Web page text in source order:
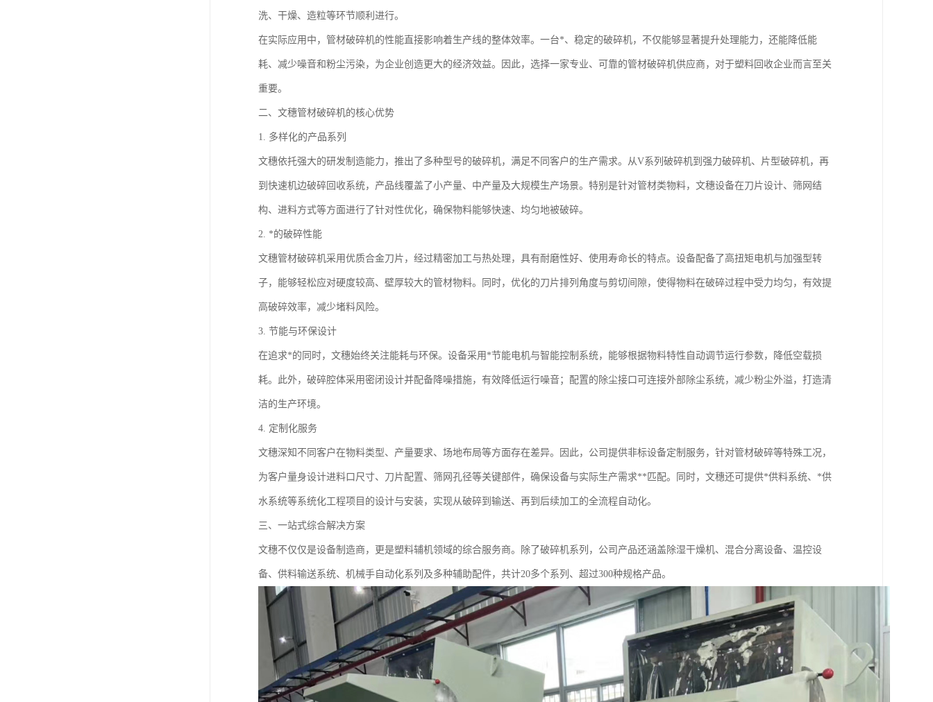
洗、干燥、造粒等环节顺利进行。
在实际应用中，管材破碎机的性能直接影响着生产线的整体效率。一台*、稳定的破碎机，不仅能够显著提升处理能力，还能降低能
耗、减少噪音和粉尘污染，为企业创造更大的经济效益。因此，选择一家专业、可靠的管材破碎机供应商，对于塑料回收企业而言至关
重要。
二、文穗管材破碎机的核心优势
1. 多样化的产品系列
文穗依托强大的研发制造能力，推出了多种型号的破碎机，满足不同客户的生产需求。从V系列破碎机到强力破碎机、片型破碎机，再
到快速机边破碎回收系统，产品线覆盖了小产量、中产量及大规模生产场景。特别是针对管材类物料，文穗设备在刀片设计、筛网结
构、进料方式等方面进行了针对性优化，确保物料能够快速、均匀地被破碎。
2. *的破碎性能
文穗管材破碎机采用优质合金刀片，经过精密加工与热处理，具有耐磨性好、使用寿命长的特点。设备配备了高扭矩电机与加强型转
子，能够轻松应对硬度较高、壁厚较大的管材物料。同时，优化的刀片排列角度与剪切间隙，使得物料在破碎过程中受力均匀，有效提
高破碎效率，减少堵料风险。
3. 节能与环保设计
在追求*的同时，文穗始终关注能耗与环保。设备采用*节能电机与智能控制系统，能够根据物料特性自动调节运行参数，降低空载损
耗。此外，破碎腔体采用密闭设计并配备降噪措施，有效降低运行噪音；配置的除尘接口可连接外部除尘系统，减少粉尘外溢，打造清
洁的生产环境。
4. 定制化服务
文穗深知不同客户在物料类型、产量要求、场地布局等方面存在差异。因此，公司提供非标设备定制服务，针对管材破碎等特殊工况，
为客户量身设计进料口尺寸、刀片配置、筛网孔径等关键部件，确保设备与实际生产需求**匹配。同时，文穗还可提供*供料系统、*供
水系统等系统化工程项目的设计与安装，实现从破碎到输送、再到后续加工的全流程自动化。
三、一站式综合解决方案
文穗不仅仅是设备制造商，更是塑料辅机领域的综合服务商。除了破碎机系列，公司产品还涵盖除湿干燥机、混合分离设备、温控设
备、供料输送系统、机械手自动化系列及多种辅助配件，共计20多个系列、超过300种规格产品。